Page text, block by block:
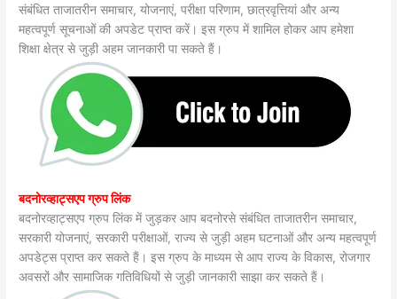
संबंधित ताजातरीन समाचार, योजनाएं, परीक्षा परिणाम, छात्रवृत्तियां और अन्य
महत्वपूर्ण सूचनाओं की अपडेट प्राप्त करें। इस ग्रुप में शामिल होकर आप हमेशा
शिक्षा क्षेत्र से जुड़ी अहम जानकारी पा सकते हैं।
बदनोरव्हाट्सएप ग्रुप लिंक
बदनोरव्हाट्सएप ग्रुप लिंक में जुड़कर आप बदनोरसे संबंधित ताजातरीन समाचार,
सरकारी योजनाएं, सरकारी परीक्षाओं, राज्य से जुड़ी अहम घटनाओं और अन्य महत्वपूर्ण
अपडेट्स प्राप्त कर सकते हैं। इस ग्रुप के माध्यम से आप राज्य के विकास, रोजगार
अवसरों और सामाजिक गतिविधियों से जुड़ी जानकारी साझा कर सकते हैं।